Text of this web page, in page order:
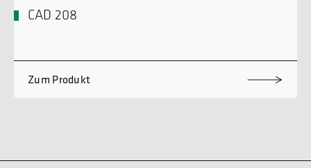
CAD 208
Zum Produkt